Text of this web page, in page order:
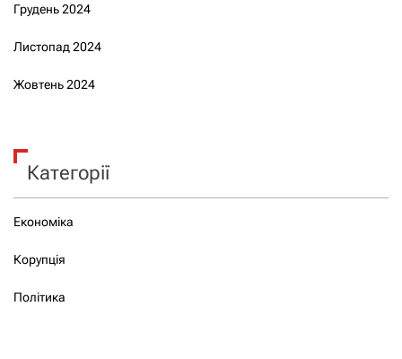
Грудень 2024
Листопад 2024
Жовтень 2024
Категорії
Економіка
Корупція
Політика